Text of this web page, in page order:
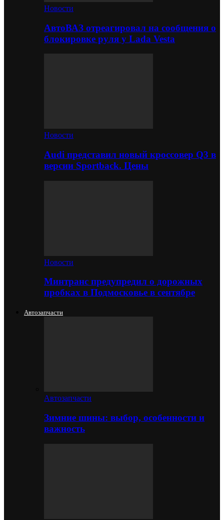
Новости
АвтоВАЗ отреагировал на сообщения о
блокировке руля у Lada Vesta
Новости
Audi представил новый кроссовер Q3 в
версии Sportback. Цены
Новости
Минтранс предупредил о дорожных
пробках в Подмосковье в сентябре
Автозапчасти
Автозапчасти
Зимние шины: выбор, особенности и
важность